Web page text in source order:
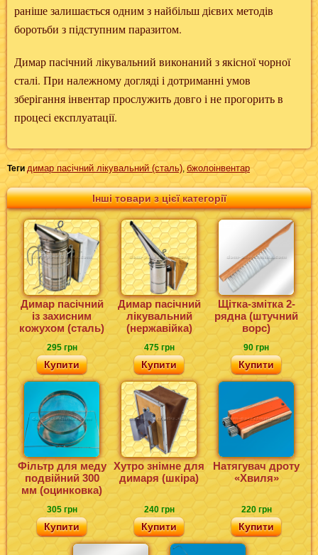
раніше залишається одним з найбільш дієвих методів
боротьби з підступним паразитом.
Димар пасічний лікувальний виконаний з якісної чорної
сталі. При належному догляді і дотриманні умов
зберігання інвентар прослужить довго і не прогорить в
процесі експлуатації.
Теги димар пасічний лікувальний (сталь), бжолоінвентар
Інші товари з цієї категорії
Димар пасічний
із захисним
кожухом (сталь)
295 грн
Купити
Димар пасічний
лікувальний
(нержавійка)
475 грн
Купити
Щітка-змітка 2-
рядна (штучний
ворс)
90 грн
Купити
Фільтр для меду
подвійний 300
мм (оцинковка)
305 грн
Купити
Хутро знімне для
димаря (шкіра)
240 грн
Купити
Натягувач дроту
«Хвиля»
220 грн
Купити